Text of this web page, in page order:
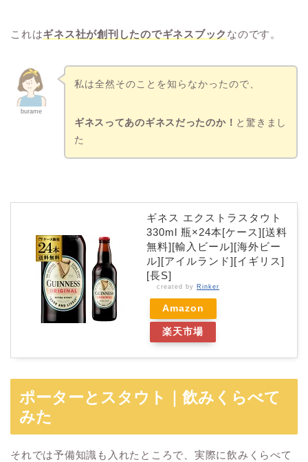
これはギネス社が創刊したのでギネスブック なのです。
burame
私は全然そのことを知らなかったので、
ギネスってあのギネスだったのか！ と驚きまし
た
ギネス エクストラスタウト
330ml 瓶×24本[ケース][送料
無料][輸入ビール][海外ビー
ル][アイルランド][イギリス]
[長S]
created by Rinker
Amazon
楽天市場
ポーターとスタウト｜飲みくらべて
みた
それでは予備知識も入れたところで、実際に飲みくらべて